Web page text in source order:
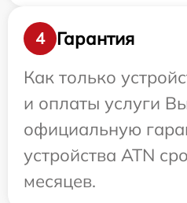
4
Гарантия
Как только
и оплаты услуги
официальную
устройства ATN
месяцев.